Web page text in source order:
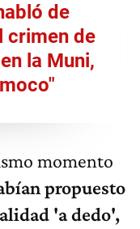
de
crimen de
la Muni,
momento
propuesto
'a dedo',